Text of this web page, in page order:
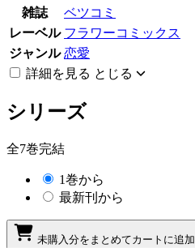
雑誌
ベツコミ
レーベル フラワーコミックス
ジャンル 恋愛
詳細を見る とじる
シリーズ
全7巻完結
1巻から
最新刊から
未購入分をまとめてカートに追加